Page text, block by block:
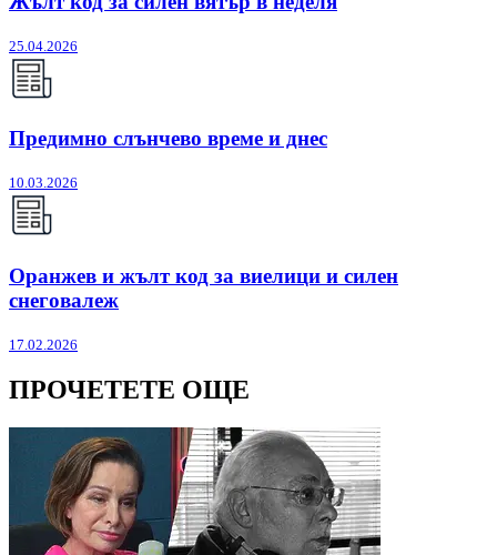
25.04.2026
Предимно слънчево време и днес
10.03.2026
Оранжев и жълт код за виелици и силен
снеговалеж
17.02.2026
ПРОЧЕТЕТЕ ОЩЕ